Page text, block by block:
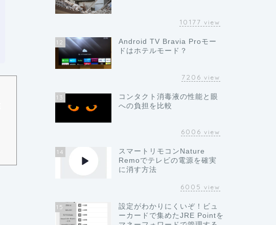
10177 view
12
Android TV Bravia Proモー
ドはホテルモード？
7206 view
13
コンタクト消毒液の性能と眼
への負担を比較
6006 view
14
スマートリモコンNature
Remoでテレビの電源を確実
に消す方法
6005 view
15
設定がわかりにくいぞ！ビュ
ーカードで集めたJRE Pointを